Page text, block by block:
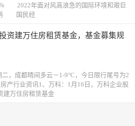
2022年面对风高浪急的国际环境和艰巨
务 国民经
资建万住房租赁基金，基金募集规
，成都晴间多云－1-9°C，今日限行尾号为2
产行业资讯1、万科：1月16日，万科企业股
建万住房租赁基金